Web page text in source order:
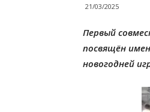
21/03/2025
Первый
посвящён
новогодней